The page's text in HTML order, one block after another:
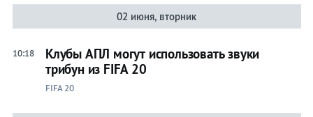
02 июня, вторник
10:18
Клубы АПЛ могут использовать звуки
трибун из FIFA 20
FIFA 20